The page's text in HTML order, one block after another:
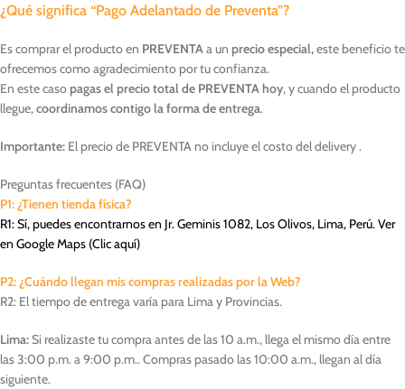
¿Qué significa “Pago Adelantado de Preventa”?
Es comprar el producto en PREVENTAa un precio especial,este beneficio te
ofrecemos como agradecimiento por tu confianza.
En este casopagas el precio total de PREVENTA hoy, y cuando el producto
llegue,coordinamos contigo la forma de entrega.
Importante: El precio de PREVENTA no incluye el costo del delivery .
Preguntas frecuentes (FAQ)
P1: ¿Tienen tienda física?
R1: Sí, puedes encontrarnos en Jr. Geminis 1082, Los Olivos, Lima, Perú. Ver
en Google Maps (Clic aquí)
P2: ¿Cuándo llegan mis compras realizadas por la Web?
R2: El tiempo de entrega varía para Lima y Provincias.
Lima:Si realizaste tu compra antes de las 10 a.m., llega el mismo día entre
las 3:00 p.m. a 9:00 p.m.. Compras pasado las 10:00 a.m., llegan al día
siguiente.